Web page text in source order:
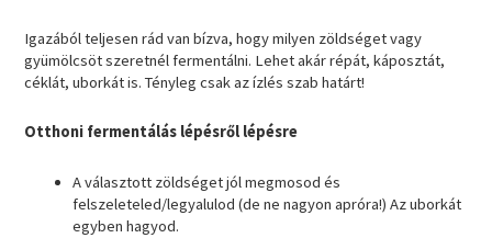
Igazából teljesen rád van bízva, hogy milyen zöldséget vagy
gyümölcsöt szeretnél fermentálni. Lehet akár répát, káposztát,
céklát, uborkát is. Tényleg csak az ízlés szab határt!
Otthoni fermentálás lépésről lépésre
A választott zöldséget jól megmosod és
felszeleteled/legyalulod (de ne nagyon apróra!) Az uborkát
egyben hagyod.